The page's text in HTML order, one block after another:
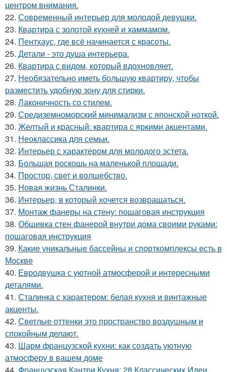
центром внимания.
22. Современный интерьер для молодой девушки.
23. Квартира с золотой кухней и хаммамом.
24. Пентхаус, где всё начинается с красоты.
25. Детали - это душа интерьера.
26. Квартира с видом, который вдохновляет.
27. Необязательно иметь большую квартиру, чтобы
разместить удобную зону для стирки.
28. Лаконичность со стилем.
29. Средиземноморский минимализм с японской ноткой.
30. Желтый и красный: квартира с яркими акцентами.
31. Неоклассика для семьи.
32. Интерьер с характером для молодого эстета.
33. Большая роскошь на маленькой площади.
34. Простор, свет и волшебство.
35. Новая жизнь Сталинки.
36. Интерьер, в который хочется возвращаться.
37. Монтаж фанеры на стену: пошаговая инструкция
38. Обшивка стен фанерой внутри дома своими руками:
пошаговая инструкция
39. Какие уникальные бассейны и спорткомплексы есть в
Москве
40. Евродвушка с уютной атмосферой и интересными
деталями.
41. Сталинка с характером: белая кухня и винтажные
акценты.
42. Светлые оттенки это пространство воздушным и
спокойным делают.
43. Шарм французской кухни: как создать уютную
атмосферу в вашем доме